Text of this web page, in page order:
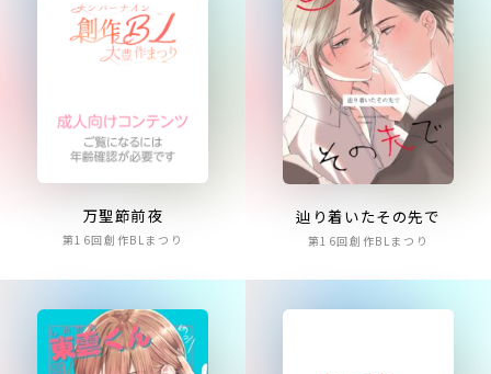
万聖節前夜
第16回創作BLまつり
辿り着いたその先で
第16回創作BLまつり